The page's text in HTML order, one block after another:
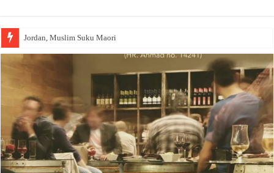
Jordan, Muslim Suku Maori